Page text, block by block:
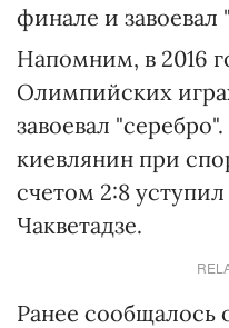
финале и завоевал
Напомним, в 2016
Олимпийских
завоевал
киевлянин при
счетом 2:8
Чакветадзе.
Ранее сообщалось